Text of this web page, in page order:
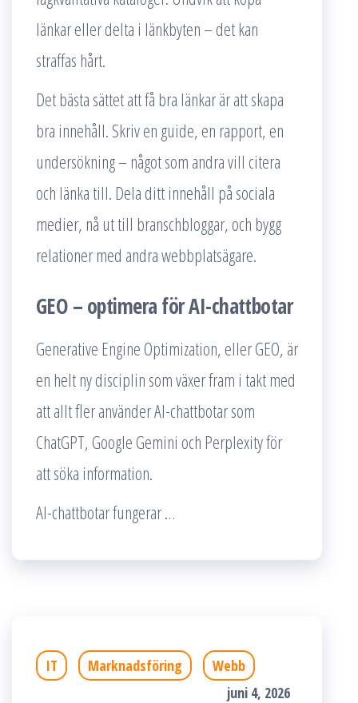
länkar eller delta i länkbyten – det kan
straffas hårt.
Det bästa sättet att få bra länkar är att skapa
bra innehåll. Skriv en guide, en rapport, en
undersökning – något som andra vill citera
och länka till. Dela ditt innehåll på sociala
medier, nå ut till branschbloggar, och bygg
relationer med andra webbplatsägare.
GEO – optimera för AI-chattbotar
Generative Engine Optimization, eller GEO, är
en helt ny disciplin som växer fram i takt med
att allt fler använder AI-chattbotar som
ChatGPT, Google Gemini och Perplexity för
att söka information.
AI-chattbotar fungerar …
IT Marknadsföring
Webb
juni 4, 2026